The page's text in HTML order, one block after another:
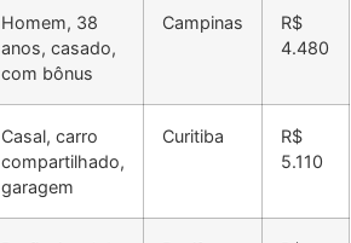
Homem, 38
anos, casado,
com bônus
Campinas
R$
4.480
Casal, carro
compartilhado,
garagem
Curitiba
R$
5.110